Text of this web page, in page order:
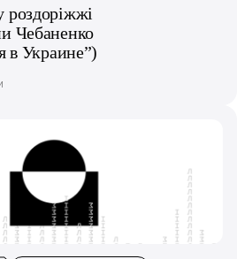
роздоріжжі
Чебаненко
в Украине”)